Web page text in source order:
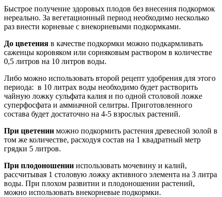
Быстрое получение здоровых плодов без внесения подкормок
нереально. За вегетационный период необходимо несколько
раз внести корневые с внекорневыми подкормками.
До цветения в качестве подкормки можно подкармливать
саженцы коровяком или сорняковым раствором в количестве
0,5 литров на 10 литров воды.
Либо можно использовать второй рецепт удобрения для этого
периода: в 10 литрах воды необходимо будет растворить
чайную ложку сульфата калия и по одной столовой ложке
суперфосфата и аммиачной селитры. Приготовленного
состава будет достаточно на 4-5 взрослых растений.
При цветении можно подкормить растения древесной золой в
том же количестве, расходуя состав на 1 квадратный метр
грядки 5 литров.
При плодоношении использовать мочевину и калий,
рассчитывая 1 столовую ложку активного элемента на 3 литра
воды. При плохом развитии и плодоношении растений,
можно использовать внекорневые подкормки.